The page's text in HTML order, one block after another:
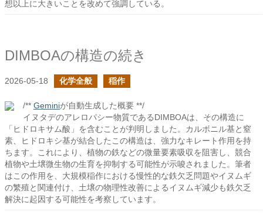
想以上に大きいことを改めて強調している。
DIMBOAの構造の続き
2026-05-18 化学全般 稲作
/** Geminiが自動生成した概要 **/
イヌタデのアレロパシー物質であるDIMBOAは、その構造に
「ヒドロキサム酸」を含むことが判明しました。カルボニル基と窒
素、ヒドロキシ基が結合したこの構造は、強力なキレート作用を持
ちます。これにより、植物の鉄などの微量要素吸収を阻害し、競合
植物や土壌微生物の生育を抑制する可能性が示唆されました。筆者
はこの作用を、大規模稲作における慢性的な鉄欠乏問題やイヌムギ
の繁殖と関連付け、土壌の物理性改善によるイヌムギ減少も鉄欠乏
解決に起因する可能性を考察しています。